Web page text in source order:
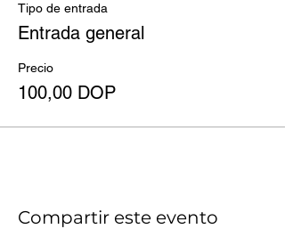
Tipo de entrada
Entrada general
Precio
100,00 DOP
Compartir este evento